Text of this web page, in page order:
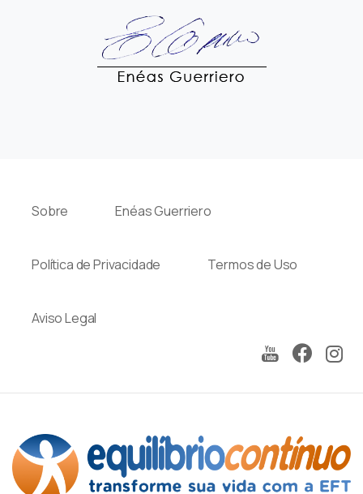
Sobre Enéas Guerriero
Política de Privacidade Termos de Uso
Aviso Legal